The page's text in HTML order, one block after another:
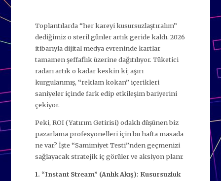
Toplantılarda “her kareyi kusursuzlaştıralım”
dediğimiz o steril günler artık geride kaldı. 2026
itibarıyla dijital medya evreninde kartlar
tamamen şeffaflık üzerine dağıtılıyor. Tüketici
radarı artık o kadar keskin ki; aşırı
kurgulanmış, “reklam kokan” içerikleri
saniyeler içinde fark edip etkileşim bariyerini
çekiyor.
Peki, ROI (Yatırım Getirisi) odaklı düşünen biz
pazarlama profesyonelleri için bu hafta masada
ne var? İşte “Samimiyet Testi”nden geçmenizi
sağlayacak stratejik iç görüler ve aksiyon planı:
1. “Instant Stream” (Anlık Akış): Kusursuzluk